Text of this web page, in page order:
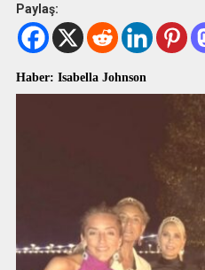
Paylaş:
Haber: Isabella Johnson